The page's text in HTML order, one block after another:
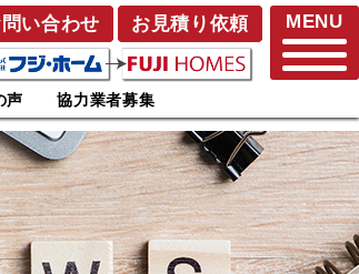
い合わせ お見積り依頼
声 協力業者募集
MENU